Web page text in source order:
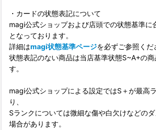
・カードの状態表記について
magi公式ショップおよび店頭での状態基準に
となっております。
詳細はmagi状態基準ページを必ずご参照くだ
状態表記のない商品は当店基準状態S~A+の商
す。
magi公式ショップによる設定ではS＋が最高
り、
Sランクについては微細な傷や白欠けなどの
場合があります。